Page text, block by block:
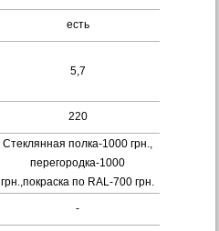
есть
5,7
220
Стеклянная полка-1000 грн.,
перегородка-1000
грн.,покраска по RAL-700 грн.
-